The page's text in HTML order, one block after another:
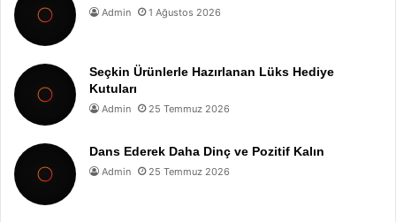
Admin 1 Ağustos 2026
Seçkin Ürünlerle Hazırlanan Lüks Hediye
Kutuları
Admin 25 Temmuz 2026
Dans Ederek Daha Dinç ve Pozitif Kalın
Admin 25 Temmuz 2026